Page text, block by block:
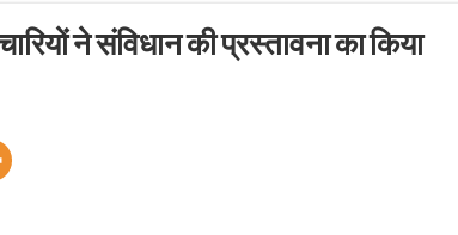
ने संविधान की प्रस्तावना का किया